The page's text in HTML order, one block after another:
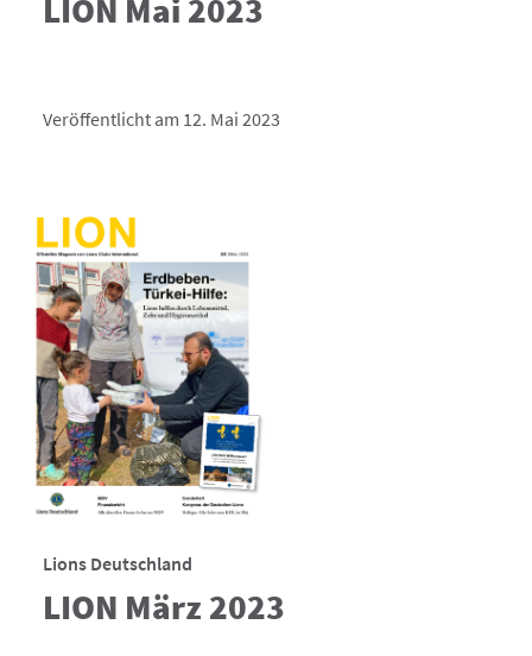
LION Mai 2023
Veröffentlicht am 12. Mai 2023
Lions Deutschland
LION März 2023